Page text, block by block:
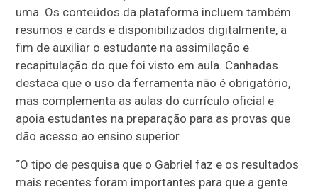
uma. Os conteúdos da plataforma incluem também
resumos e cards e disponibilizados digitalmente, a
fim de auxiliar o estudante na assimilação e
recapitulação do que foi visto em aula. Canhadas
destaca que o uso da ferramenta não é obrigatório,
mas complementa as aulas do currículo oficial e
apoia estudantes na preparação para as provas que
dão acesso ao ensino superior.
“O tipo de pesquisa que o Gabriel faz e os resultados
mais recentes foram importantes para que a gente